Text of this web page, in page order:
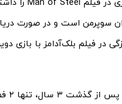
سوپرمن است و در صورت
در فیلم بلک‌آدامز با بازی
پخش